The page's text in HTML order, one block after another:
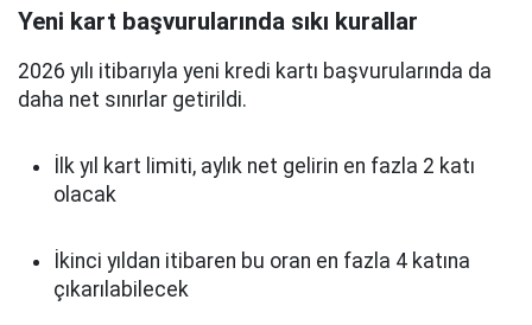
Yeni kart başvurularında sıkı kurallar
2026 yılı itibarıyla yeni kredi kartı başvurularında da
daha net sınırlar getirildi.
İlk yıl kart limiti, aylık net gelirin en fazla 2 katı
olacak
İkinci yıldan itibaren bu oran en fazla 4 katına
çıkarılabilecek